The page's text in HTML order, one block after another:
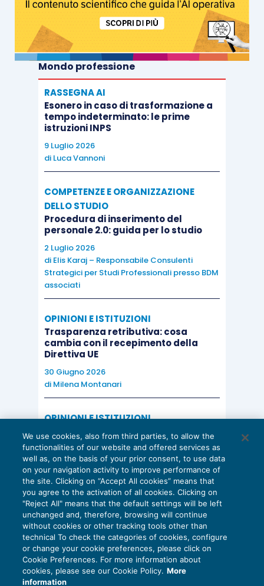
Mondo professione
RASSEGNA AI
Esonero in caso di trasformazione a
tempo indeterminato: le prime
istruzioni INPS
9 Luglio 2026
di Luca Vannoni
COMPETENZE E ORGANIZZAZIONE
DELLO STUDIO
Procedura di inserimento del
personale 2.0: guida per lo studio
2 Luglio 2026
di Elis Karaj – Responsabile Consulenti
Strategici per Studi Professionali presso BDM
associati
OPINIONI E ISTITUZIONI
Trasparenza retributiva: cosa
cambia con il recepimento della
Direttiva UE
30 Giugno 2026
di Milena Montanari
OPINIONI E ISTITUZIONI
Valorizzare il potenziale dello Studio:
una riflessione sul futuro della
consulenza del lavoro
15 Giugno 2026
di Milena Montanari
Privacy Policy
Cookie Policy
We use cookies, also from third parties, to allow the
functionalities of our website and offered services as
well as, on the basis of your prior consent, to use data
on your navigation activity to improve performance of
the site. Clicking on “Accept All cookies” means that
you agree to the activation of all cookies. Clicking on
"Reject All" means that the default settings will be left
unchanged and, therefore, browsing will continue
without cookies or other tracking tools other than
technical To check the categories of cookies, configure
or change your cookie preferences, please click on
Cookie Preferences. For more information about
cookies, please see our Cookie Policy. More
information